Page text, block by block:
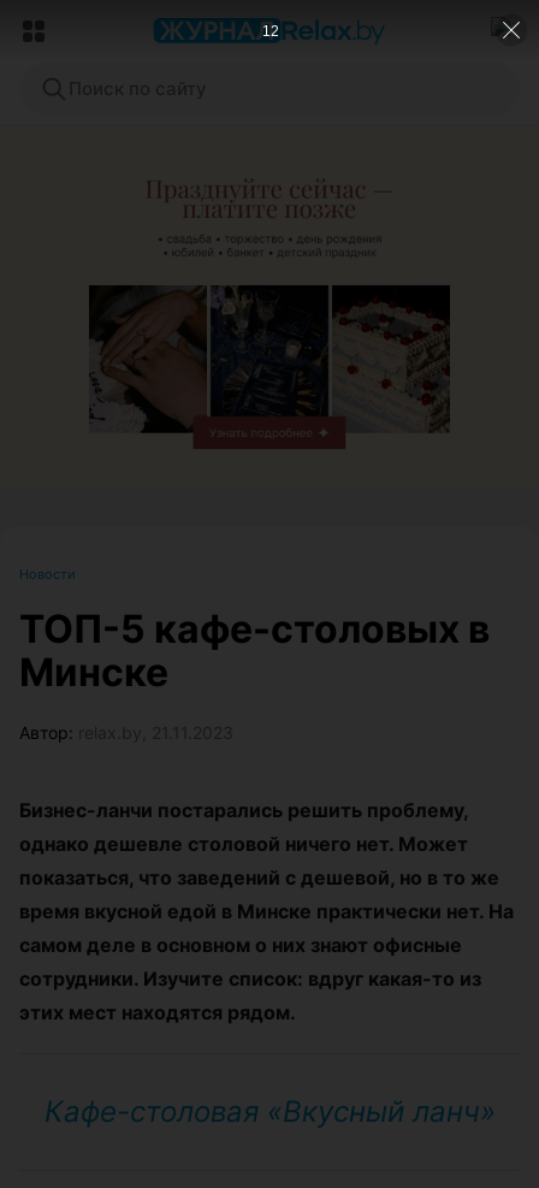
ЭФФЕКТИВНАЯ РЕКЛАМА НА САЙТЕ
Новости
ТОП-5 кафе-столовых в
Минске
Автор:
Бизнес-ланчи постарались решить проблему,
однако дешевле столовой ничего нет. Может
показаться, что заведений с дешевой, но в то же
время вкусной едой в Минске практически нет. На
самом деле в основном о них знают офисные
сотрудники. Изучите список: вдруг какая-то из
этих мест находятся рядом.
Кафе-столовая «Вкусный ланч»
9